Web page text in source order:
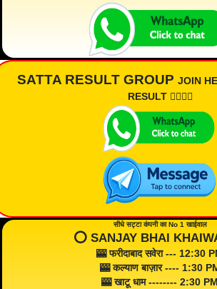
SATTA RESULT GROUP JOIN
RESULT 👇🏾👇🏾
सीधे सट्टा कंपनी का No 1 खाईवाल
⭕️ SANJAY BHAI
🎰 फरीदाबाद सवेरा --- 12:30
🎰 कल्याण बाज़ार ---- 1:30
🎰 खाटू धाम -------- 2:30 PM